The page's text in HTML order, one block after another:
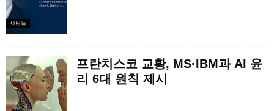
사람들
프란치스코 교황, MS·IBM과 AI 윤
리 6대 원칙 제시